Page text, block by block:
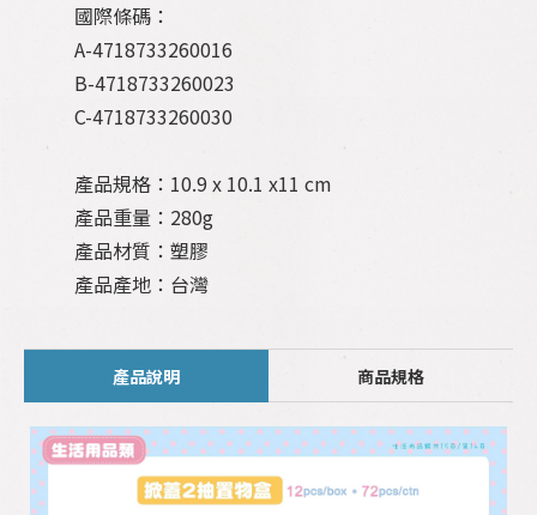
國際條碼：
A-4718733260016
B-4718733260023
C-4718733260030
產品規格：10.9 x 10.1 x11 cm
產品重量：280g
產品材質：塑膠
產品產地：台灣
產品說明 商品規格